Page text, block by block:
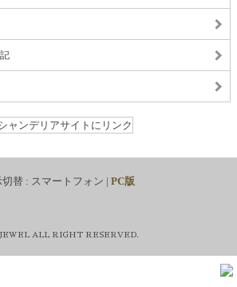
替 : スマートフォン | PC版
ALL RIGHT RESERVED.